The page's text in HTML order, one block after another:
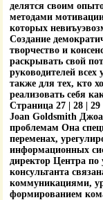
делятся своим
методами
которых
Создание
творчество и
раскрывать свой
руководителей
также для тех, кто
реализовать себя
Страница 27 | 28 |
Joan Goldsmith
проблемам Она
переменах,
информационных
директор Центра по
консультанта
коммуникациями,
формированием